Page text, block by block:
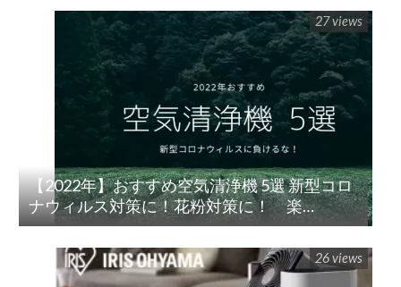
【2022年】おすすめ空気清浄機 5選 新型コロ
ナウィルス対策に！花粉対策に！ 楽
天/Amazon/Yahoo/PayPay
27 views
26 views